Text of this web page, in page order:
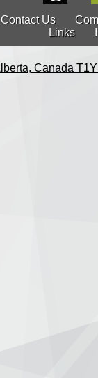
Contact Us
Links
Canada